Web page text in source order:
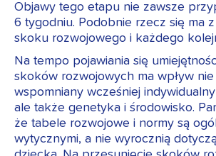
Objawy tego etapu nie zawsze
6 tygodniu. Podobnie rzecz się ma
skoku rozwojowego i każdego
Na tempo pojawiania się
skoków rozwojowych ma wpływ
wspomniany wcześniej
ale także genetyka i środowisko.
że tabele rozwojowe i normy są
wytycznymi, a nie wyrocznią